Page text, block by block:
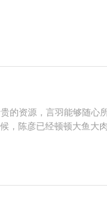
的资源，言羽能够随心
陈彦已经顿顿大鱼大